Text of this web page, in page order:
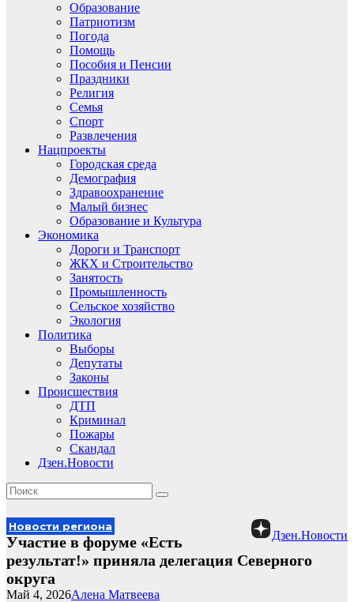
Образование
Патриотизм
Погода
Помощь
Пособия и Пенсии
Праздники
Религия
Семья
Спорт
Развлечения
Нацпроекты
Городская среда
Демография
Здравоохранение
Малый бизнес
Образование и Культура
Экономика
Дороги и Транспорт
ЖКХ и Строительство
Занятость
Промышленность
Сельское хозяйство
Экология
Политика
Выборы
Депутаты
Законы
Происшествия
ДТП
Криминал
Пожары
Скандал
Дзен.Новости
Дзен.Новости
Новости региона
Участие в форуме «Есть
результат!» приняла делегация Северного
округа
Алена Матвеева
Май 4, 2026